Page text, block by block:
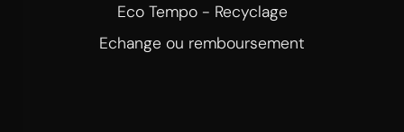
Eco Tempo - Recyclage
Echange ou remboursement